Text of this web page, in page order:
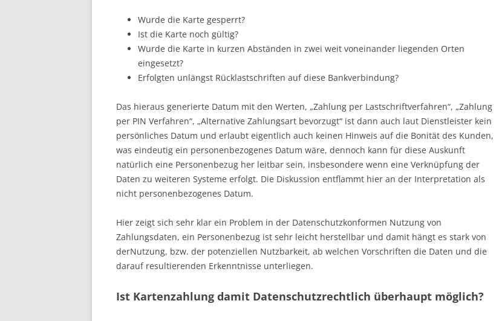
Wurde die Karte gesperrt?
Ist die Karte noch gültig?
Wurde die Karte in kurzen Abständen in zwei weit voneinander liegenden Orten
eingesetzt?
Erfolgten unlängst Rücklastschriften auf diese Bankverbindung?
Das hieraus generierte Datum mit den Werten, „Zahlung per Lastschriftverfahren“, „Zahlung
per PIN Verfahren“, „Alternative Zahlungsart bevorzugt“ ist dann auch laut Dienstleister kein
persönliches Datum und erlaubt eigentlich auch keinen Hinweis auf die Bonität des Kunden,
was eindeutig ein personenbezogenes Datum wäre, dennoch kann für diese Auskunft
natürlich eine Personenbezug her leitbar sein, insbesondere wenn eine Verknüpfung der
Daten zu weiteren Systeme erfolgt. Die Diskussion entflammt hier an der Interpretation als
nicht personenbezogenes Datum.
Hier zeigt sich sehr klar ein Problem in der Datenschutzkonformen Nutzung von
Zahlungsdaten, ein Personenbezug ist sehr leicht herstellbar und damit hängt es stark von
derNutzung, bzw. der potenziellen Nutzbarkeit, ab welchen Vorschriften die Daten und die
darauf resultierenden Erkenntnisse unterliegen.
Ist Kartenzahlung damit Datenschutzrechtlich überhaupt möglich?